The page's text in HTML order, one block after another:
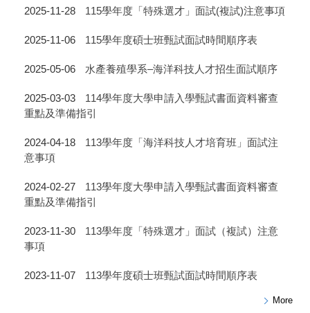
2025-11-28 115學年度「特殊選才」面試(複試)注意事項
2025-11-06 115學年度碩士班甄試面試時間順序表
2025-05-06 水產養殖學系–海洋科技人才招生面試順序
2025-03-03
114學年度大學申請入學甄試書面資料審查
重點及準備指引
2024-04-18
113學年度「海洋科技人才培育班」面試注
意事項
2024-02-27
113學年度大學申請入學甄試書面資料審查
重點及準備指引
2023-11-30
113學年度「特殊選才」面試（複試）注意
事項
2023-11-07 113學年度碩士班甄試面試時間順序表
More